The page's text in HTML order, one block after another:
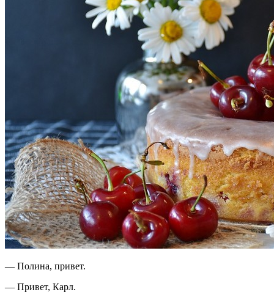
— Полина, привет.
— Привет, Карл.